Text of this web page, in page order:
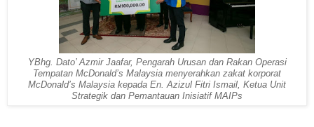
YBhg. Dato’ Azmir Jaafar, Pengarah Urusan dan Rakan Operasi
Tempatan McDonald’s Malaysia menyerahkan zakat korporat
McDonald’s Malaysia kepada En. Azizul Fitri Ismail, Ketua Unit
Strategik dan Pemantauan Inisiatif MAIPs